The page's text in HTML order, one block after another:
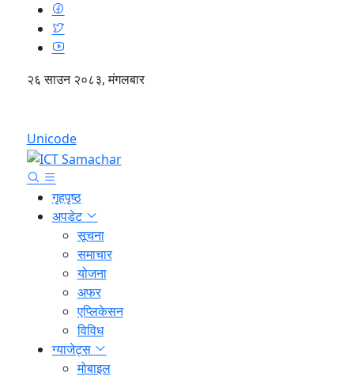
२६ साउन २०८३, मंगलबार
Unicode
गृहपृष्ठ
अपडेट
सूचना
समाचार
योजना
अफर
एप्लिकेसन
विविध
ग्याजेट्स
मोबाइल